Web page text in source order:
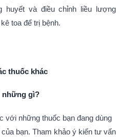
huyết và điều chỉnh liều lượng
toa để trị bệnh.
thuốc khác
những gì?
với những thuốc bạn đang dùng
bạn. Tham khảo ý kiến tư vấn